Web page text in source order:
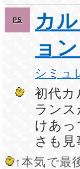
PS
カ
ョ
シミュ
初代
ラン
けあ
さも
↑本気で最